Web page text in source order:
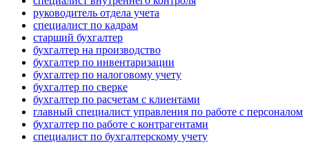
руководитель отдела учета
специалист по кадрам
старший бухгалтер
бухгалтер на производство
бухгалтер по инвентаризации
бухгалтер по налоговому учету
бухгалтер по сверке
бухгалтер по расчетам с клиентами
главный специалист управления по работе с персоналом
бухгалтер по работе с контрагентами
специалист по бухгалтерскому учету